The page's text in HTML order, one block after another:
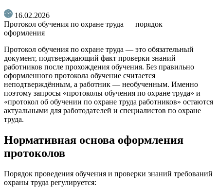
16.02.2026
Протокол обучения по охране труда — порядок
оформления
Протокол обучения по охране труда — это обязательный
документ, подтверждающий факт проверки знаний
работников после прохождения обучения. Без правильно
оформленного протокола обучение считается
неподтверждённым, а работник — необученным. Именно
поэтому запросы «протоколы обучения по охране труда» и
«протокол об обучении по охране труда работников» остаются
актуальными для работодателей и специалистов по охране
труда.
Нормативная основа оформления
протоколов
Порядок проведения обучения и проверки знаний требований
охраны труда регулируется: